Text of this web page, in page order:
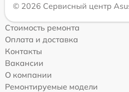
© 2026 Сервисный центр
Стоимость ремонта
Оплата и доставка
Контакты
Вакансии
О компании
Ремонтируемые модели